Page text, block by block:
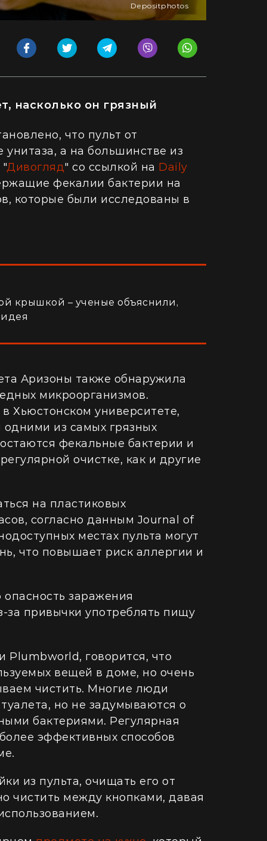
Depositphotos
насколько он грязный
что пульт от
унитаза, а на большинстве из
Дивогляд" со ссылкой на Daily
фекалии бактерии на
которые были исследованы в
крышкой – ученые объяснили,
Аризоны также обнаружила
микроорганизмов.
Хьюстонском университете,
одними из самых грязных
фекальные бактерии и
очистке, как и другие
на пластиковых
согласно данным Journal of
местах пульта могут
что повышает риск аллергии и
заражения
за привычки употреблять пищу
Plumbworld, говорится, что
вещей в доме, но очень
чистить. Многие люди
но не задумываются о
бактериями. Регулярная
эффективных способов
из пульта, очищать его от
чистить между кнопками, давая